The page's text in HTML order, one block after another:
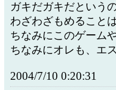
ガキだガキだという
わざわざもめること
ちなみにこのゲーム
ちなみにオレも、エ
2004/7/10 0:20:31